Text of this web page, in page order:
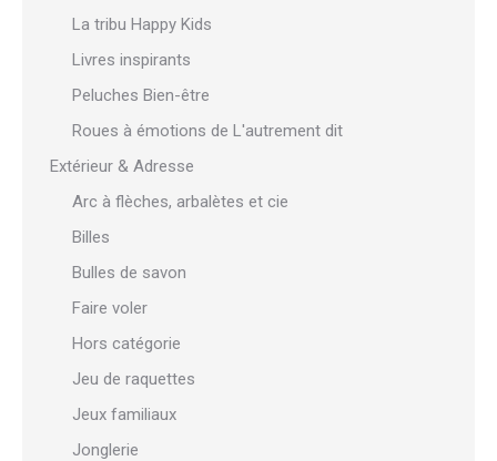
La tribu Happy Kids
Livres inspirants
Peluches Bien-être
Roues à émotions de L'autrement dit
Extérieur & Adresse
Arc à flèches, arbalètes et cie
Billes
Bulles de savon
Faire voler
Hors catégorie
Jeu de raquettes
Jeux familiaux
Jonglerie